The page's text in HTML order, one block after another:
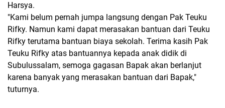
Harsya.
"Kami belum pernah jumpa langsung dengan Pak Teuku
Rifky. Namun kami dapat merasakan bantuan dari Teuku
Rifky terutama bantuan biaya sekolah. Terima kasih Pak
Teuku Rifky atas bantuannya kepada anak didik di
Subulussalam, semoga gagasan Bapak akan berlanjut
karena banyak yang merasakan bantuan dari Bapak,"
tuturnya.